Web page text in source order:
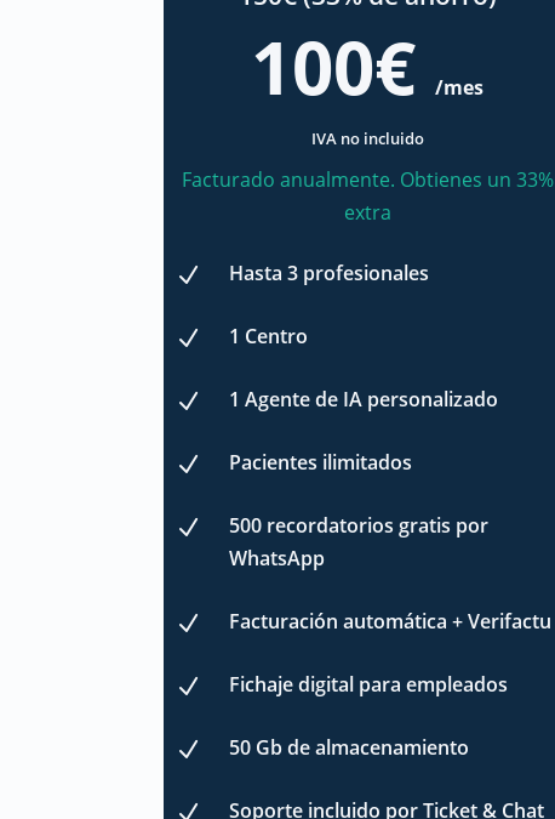
100€/mes
IVA no incluido
Facturado anualmente. Obtienes un 33%
extra
N Hasta 3 profesionales
N 1 Centro
N 1 Agente de IA personalizado
N Pacientes ilimitados
N
500 recordatorios gratis por
WhatsApp
N Facturación automática + Verifactu
N Fichaje digital para empleados
N 50 Gb de almacenamiento
N Soporte incluido por Ticket & Chat